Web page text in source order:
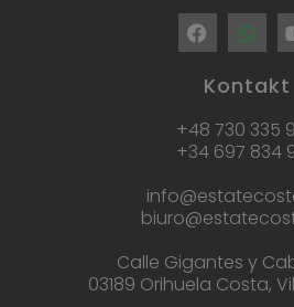
Kontakt
+48 730 335
+34 697 834
Calle Gigantes y
03189 Orihuela Costa,